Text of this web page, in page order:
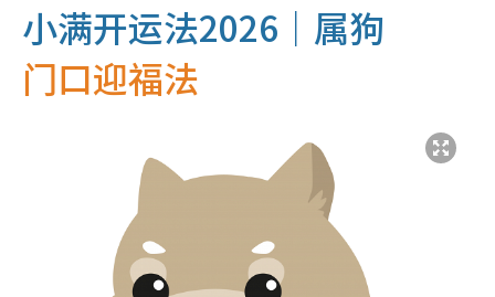
小满开运法2026｜属狗
门口迎福法